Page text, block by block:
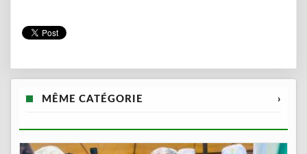
MÊME CATÉGORIE ›